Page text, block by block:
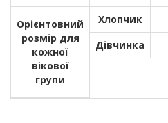
Орієнтовний
розмір для
кожної
вікової
групи
Хлопчик
Дівчинка